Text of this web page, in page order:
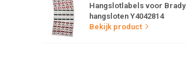
Hangslotlabels voor Brady
hangsloten Y4042814
Bekijk product